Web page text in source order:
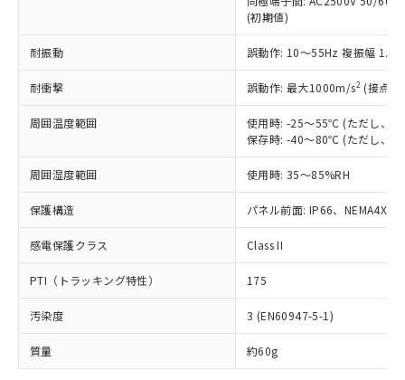
(初期値)
耐振動 誤動作: 10～55Hz 複振幅
耐衝撃 誤動作: 最大1000m/s2 (接点
周囲温度範囲
使用時: -25～55℃ (ただし、氷
保存時: -40～80℃ (ただし、氷
周囲湿度範囲 使用時: 35～85%RH
保護構造 パネル前面: IP66、NEMA4X,
感電保護クラス Class II
PTI（トラッキング特性） 175
汚染度 3 (EN60947-5-1)
質量 約60g
在庫状況および標準価格照会結果は、
記載している更新日時点での社内デー
タに基づき作成されるものであり、閲
覧された時点での実際の在庫および標
準価格とは異なる場合があることをご
正式な納期状況および標準価格はお客
様のお取引先、またはお客様担当のオ
ムロン制御機器販売店・当社販売員に
オムロン制御機器販売店や当社販売拠
販売ネットワーク
」をご確認
在庫状況および標準価格結果を当社の
事前の承諾なく第三者に漏洩または開
示しないようお願いします。
マイパーツ機能（部品リスト作成サー
ビス）をご利用いただくには、I-Web
メンバーズにご登録されている必要が
あります。
鉛(Pb) 1000ppm以下、 水銀(Hg) 1000ppm以下、 カド
類(PBB) 1000ppm以下、ポリ臭化ジフェニルエーテル類
(PBDE) 1000ppm以下、フタル酸ビス(2-エチルヘキシ
ル) (DEHP)(別名：DOP) 1000ppm以下、フタル酸ブチ
ルベンジル（BBP） 1000ppm以下、フタル酸ジブチル
（DBP） 1000ppm以下、フタル酸ジイソブチル
但し、RoHS指令で産業用監視および制御機器に対する
図的な使用がないことを確認しています。
部品在庫の切り替え状況などにより、予定
月が前後することがあります。
*中国RoHS10物質の基準値 (GB/T26572)：
Pb(鉛) :1000ppm、 Hg(水銀) : 1000ppm、 Cd(カドミウ
Cr(Ⅵ)(六価クロム) : 1000ppm、 PBBs(ポリ臭化ビフェ
ニル類) : 1000ppm、 PBDEs(ポリ臭化ジフェニルエーテ
ル類) : 1000ppm、
DBP(フタル酸ジブチル) : 1000ppm、 DIBP(フタル酸ジ
イソブチル) : 1000ppm、 BBP(フタル酸ブチルベンジ
DEHP(フタル酸ビス(2-エチルヘキシル)) : 1000ppm
「ｅ」：有害物質（10物質）のすべてが基
準値以下であることを示します。
「10」：通常の使用状況下において有害物
質が外部に漏えいし、環境に深刻な影響を
及ぼさない年数を意味します。
「－」：未確認です。当社販売部門へお問
（以下｢規制貨物等」という）を輸出
または国外への提供する場合は、日本
国政府の輸出許可(または役務取引許
可)を取得するなどの必要な手続きを
当社は規制貨物を破棄する場合は、完
全に破砕するなど、違法に輸出されな
いよう必要な手段を講じます。
当社は貴社製品を、核兵器、ミサイ
ル、化学兵器、生物兵器またはその他
武器並びにこれらの製造装置等に一切
当社は、貴社製品を第三者に販売する
場合は、上記1、2および3の内容を当
該第三者に通知します。また当社は、
販売先および販売に係わる関係者が違
法に輸出するおそれがある場合は、取
り引きをいたしません。
一定数以上の在庫あり
一定数には満たないが在庫あり
在庫なし(最新の在庫状況につ
いては、お客様のお取引先、ま
たはお客様担当のオムロン制御
機器販売店・当社販売員にご確
認ください)
受注生産機種、また在庫状況の
情報を公開していない機種